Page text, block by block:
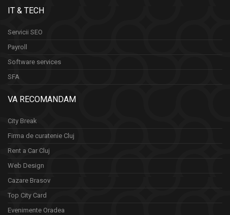
IT & TECH
Servicii SEO
Payroll
Software services
SFA
VA RECOMANDAM
City Break
Firma de curatenie Cluj
Rent a Car Cluj
Web Design
Cazare Brasov
Top City Card
Evenimente Oradea